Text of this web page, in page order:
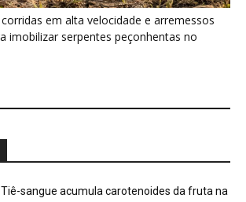
Aruá respira com pulmão e brânquias, usa
sifão até a superfície...
8 de agosto de 2026
El Niño 2026/2027: painel reúne ações de
8 de agosto de 2026